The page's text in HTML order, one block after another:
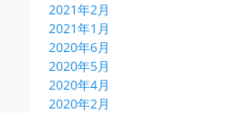
2021年2月
2021年1月
2020年6月
2020年5月
2020年4月
2020年2月